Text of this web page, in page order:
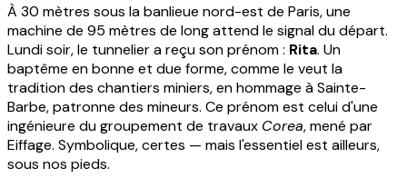
À 30 mètres sous la banlieue nord-est de Paris, une
machine de 95 mètres de long attend le signal du départ.
Lundi soir, le tunnelier a reçu son prénom : Rita. Un
baptême en bonne et due forme, comme le veut la
tradition des chantiers miniers, en hommage à Sainte-
Barbe, patronne des mineurs. Ce prénom est celui d'une
ingénieure du groupement de travaux Corea, mené par
Eiffage. Symbolique, certes — mais l'essentiel est ailleurs,
sous nos pieds.